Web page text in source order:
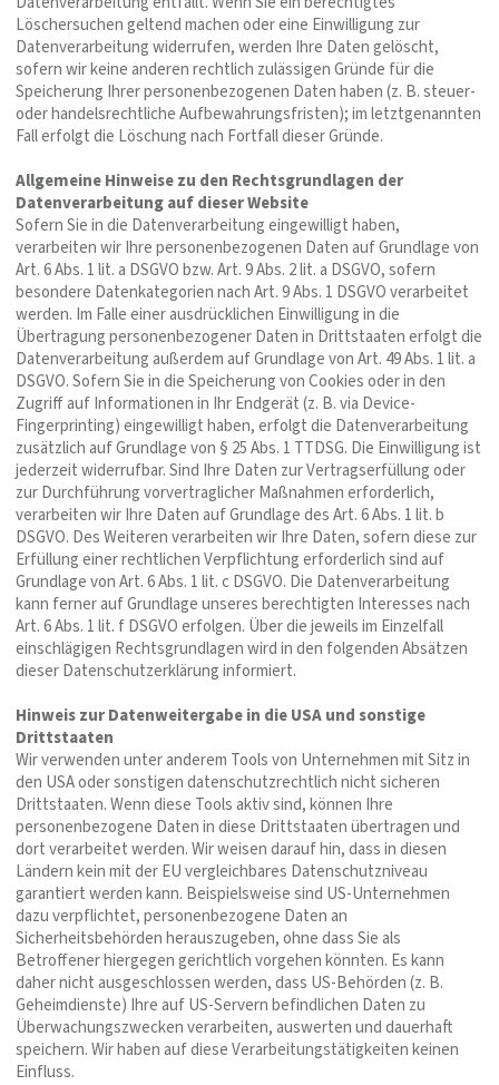
Löschersuchen geltend machen oder eine Einwilligung zur
Datenverarbeitung widerrufen, werden Ihre Daten gelöscht,
sofern wir keine anderen rechtlich zulässigen Gründe für die
Speicherung Ihrer personenbezogenen Daten haben (z. B. steuer-
oder handelsrechtliche Aufbewahrungsfristen); im letztgenannten
Fall erfolgt die Löschung nach Fortfall dieser Gründe.
Allgemeine Hinweise zu den Rechtsgrundlagen der
Datenverarbeitung auf dieser Website
Sofern Sie in die Datenverarbeitung eingewilligt haben,
verarbeiten wir Ihre personenbezogenen Daten auf Grundlage von
Art. 6 Abs. 1 lit. a DSGVO bzw. Art. 9 Abs. 2 lit. a DSGVO, sofern
besondere Datenkategorien nach Art. 9 Abs. 1 DSGVO verarbeitet
werden. Im Falle einer ausdrücklichen Einwilligung in die
Übertragung personenbezogener Daten in Drittstaaten erfolgt die
Datenverarbeitung außerdem auf Grundlage von Art. 49 Abs. 1 lit. a
DSGVO. Sofern Sie in die Speicherung von Cookies oder in den
Zugriff auf Informationen in Ihr Endgerät (z. B. via Device-
Fingerprinting) eingewilligt haben, erfolgt die Datenverarbeitung
zusätzlich auf Grundlage von § 25 Abs. 1 TTDSG. Die Einwilligung ist
jederzeit widerrufbar. Sind Ihre Daten zur Vertragserfüllung oder
zur Durchführung vorvertraglicher Maßnahmen erforderlich,
verarbeiten wir Ihre Daten auf Grundlage des Art. 6 Abs. 1 lit. b
DSGVO. Des Weiteren verarbeiten wir Ihre Daten, sofern diese zur
Erfüllung einer rechtlichen Verpflichtung erforderlich sind auf
Grundlage von Art. 6 Abs. 1 lit. c DSGVO. Die Datenverarbeitung
kann ferner auf Grundlage unseres berechtigten Interesses nach
Art. 6 Abs. 1 lit. f DSGVO erfolgen. Über die jeweils im Einzelfall
einschlägigen Rechtsgrundlagen wird in den folgenden Absätzen
dieser Datenschutzerklärung informiert.
Hinweis zur Datenweitergabe in die USA und sonstige
Drittstaaten
Wir verwenden unter anderem Tools von Unternehmen mit Sitz in
den USA oder sonstigen datenschutzrechtlich nicht sicheren
Drittstaaten. Wenn diese Tools aktiv sind, können Ihre
personenbezogene Daten in diese Drittstaaten übertragen und
dort verarbeitet werden. Wir weisen darauf hin, dass in diesen
Ländern kein mit der EU vergleichbares Datenschutzniveau
garantiert werden kann. Beispielsweise sind US-Unternehmen
dazu verpflichtet, personenbezogene Daten an
Sicherheitsbehörden herauszugeben, ohne dass Sie als
Betroffener hiergegen gerichtlich vorgehen könnten. Es kann
daher nicht ausgeschlossen werden, dass US-Behörden (z. B.
Geheimdienste) Ihre auf US-Servern befindlichen Daten zu
Überwachungszwecken verarbeiten, auswerten und dauerhaft
speichern. Wir haben auf diese Verarbeitungstätigkeiten keinen
Einfluss.